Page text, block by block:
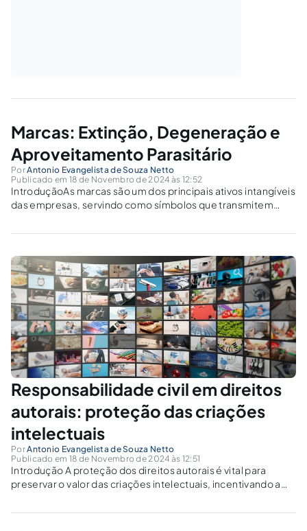
Marcas: Extinção, Degeneração e
Aproveitamento Parasitário
PorAntonio Evangelista de Souza Netto
Publicado em 18 de Novembro de 2024 às 12:52
IntroduçãoAs marcas são um dos principais ativos intangíveis
das empresas, servindo como símbolos que transmitem
a preservação das marcas são essenciais para garantir que
Responsabilidade civil em direitos
autorais: proteção das criações
intelectuais
PorAntonio Evangelista de Souza Netto
Publicado em 18 de Novembro de 2024 às 12:51
Introdução A proteção dos direitos autorais é vital para
preservar o valor das criações intelectuais, incentivando a
aos criadores. Contudo, o cenário jurídico que protege